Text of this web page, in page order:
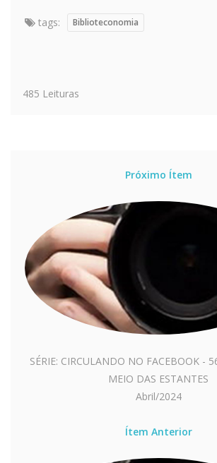
tags: Biblioteconomia
485 Leituras
Próximo Ítem
SÉRIE: CIRCULANDO NO FACEBOOK -
MEIO DAS ESTANTES
Abril/2024
Ítem Anterior